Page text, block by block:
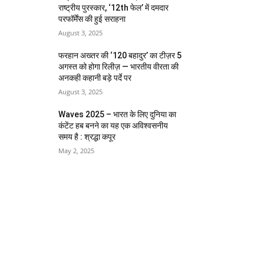
राष्ट्रीय पुरस्कार, ‘12th फेल’ में दमदार
परफॉर्मेंस की हुई सराहना
August 3, 2025
फरहान अख्तर की ‘120 बहादुर’ का टीज़र 5
अगस्त को होगा रिलीज़ — भारतीय वीरता की
अनकही कहानी बड़े पर्दे पर
August 3, 2025
Waves 2025 – भारत के लिए दुनिया का
कंटेंट हब बनने का यह एक अविश्वसनीय
समय है : श्रद्धा कपूर
May 2, 2025